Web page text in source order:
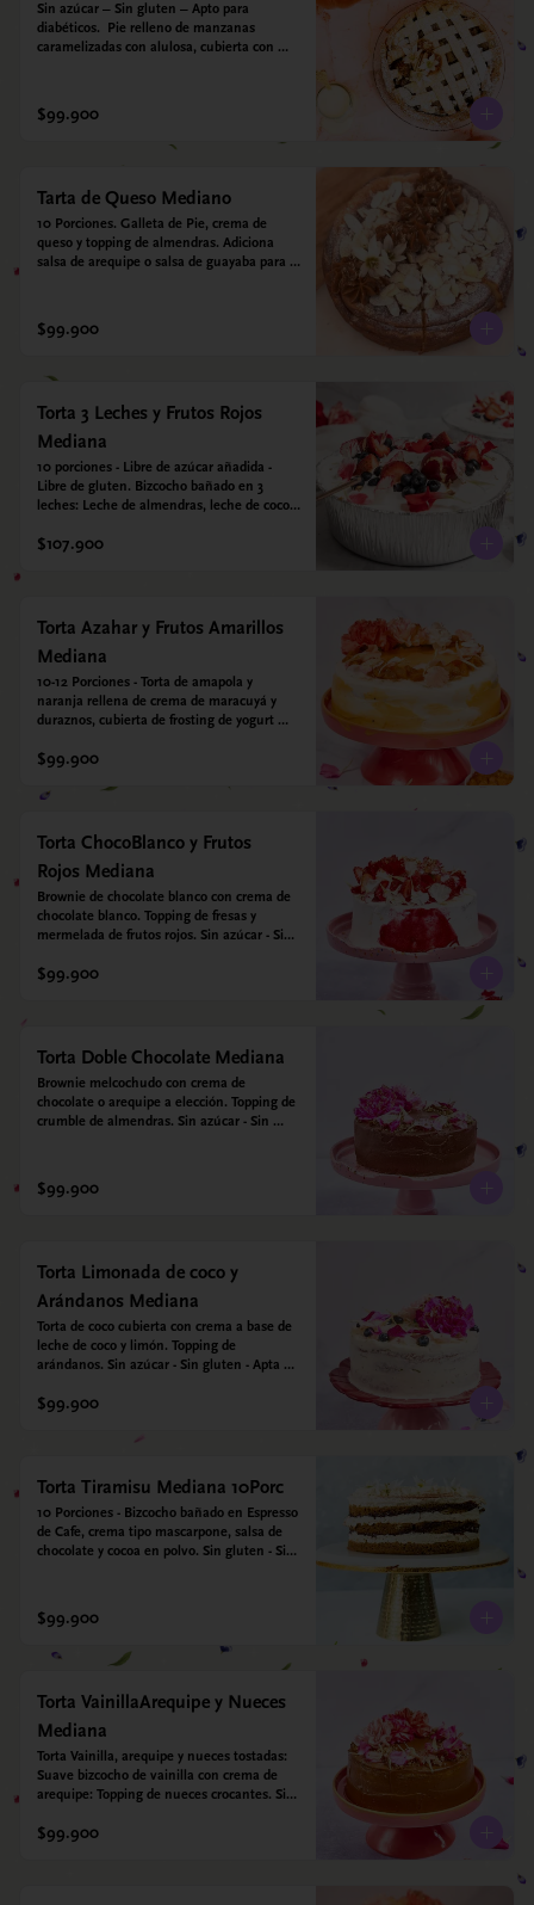
Sin azúcar – Sin gluten – Apto para
diabéticos.  Pie relleno de manzanas
caramelizadas con alulosa, cubierta con
de leche de coco y que envuelve todos los
sabores.
$99.900
Tarta de Queso Mediano
10 Porciones. Galleta de Pie, crema de
queso y topping de almendras. Adiciona
salsa de arequipe o salsa de guayaba para
$99.900
Torta 3 Leches y Frutos Rojos
Mediana
10 porciones - Libre de azúcar añadida -
Libre de gluten. Bizcocho bañado en 3
leches: Leche de almendras, leche de coco y
Harina de arroz, harina de quinoa, huevo,
vegetal *contiene un derivado de proteína
láctea conocido como caseína. Topping:
Fresas y Arándanos.
$107.900
Torta Azahar y Frutos Amarillos
Mediana
10-12 Porciones - Torta de amapola y
naranja rellena de crema de maracuyá y
duraznos, cubierta de frosting de yogurt
leyenda para mamá. Sin azúcar - Sin gluten
$99.900
Torta ChocoBlanco y Frutos
Rojos Mediana
Brownie de chocolate blanco con crema de
chocolate blanco. Topping de fresas y
mermelada de frutos rojos. Sin azúcar - Sin
$99.900
Torta Doble Chocolate Mediana
Brownie melcochudo con crema de
chocolate o arequipe a elección. Topping de
crumble de almendras. Sin azúcar - Sin
$99.900
Torta Limonada de coco y
Arándanos Mediana
Torta de coco cubierta con crema a base de
leche de coco y limón. Topping de
arándanos. Sin azúcar - Sin gluten - Apta
$99.900
Torta Tiramisu Mediana 10Porc
10 Porciones - Bizcocho bañado en Espresso
de Cafe, crema tipo mascarpone, salsa de
chocolate y cocoa en polvo. Sin gluten - Sin
$99.900
Torta VainillaArequipe y Nueces
Mediana
Torta Vainilla, arequipe y nueces tostadas:
Suave bizcocho de vainilla con crema de
arequipe: Topping de nueces crocantes. Sin
$99.900